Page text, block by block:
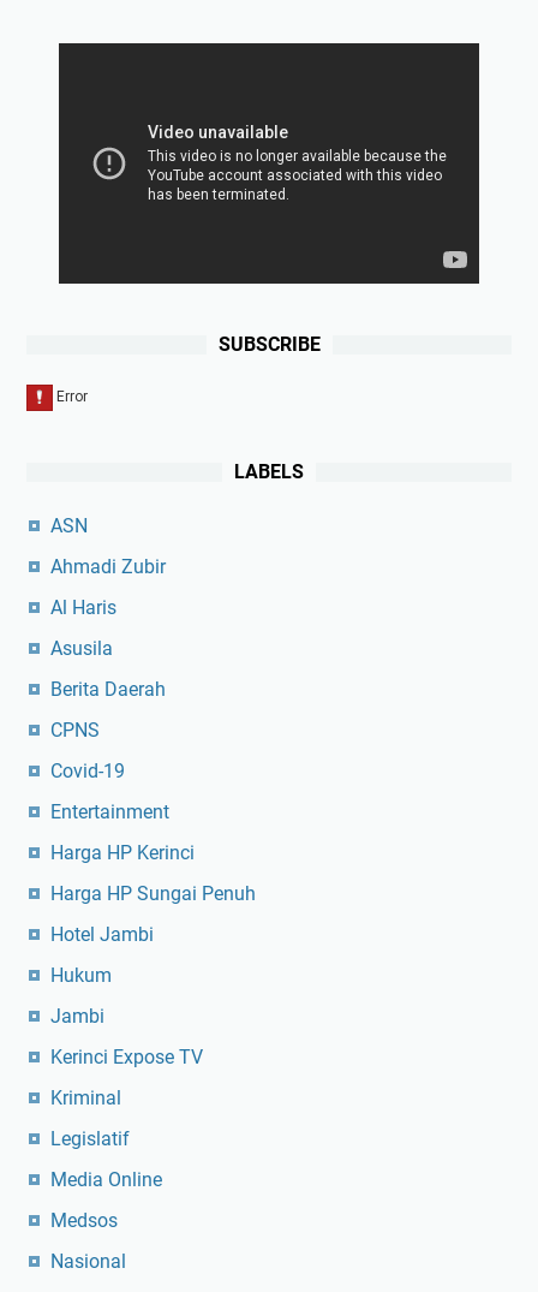
SUBSCRIBE
LABELS
ASN
Ahmadi Zubir
Al Haris
Asusila
Berita Daerah
CPNS
Covid-19
Entertainment
Harga HP Kerinci
Harga HP Sungai Penuh
Hotel Jambi
Hukum
Jambi
Kerinci Expose TV
Kriminal
Legislatif
Media Online
Medsos
Nasional